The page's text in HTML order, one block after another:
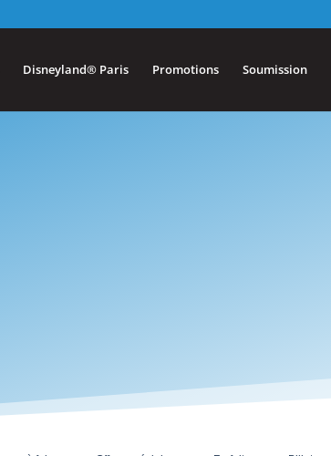
Disneyland® Paris Promotions Soumission